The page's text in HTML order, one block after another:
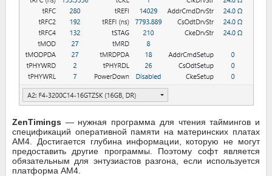
ZenTimings — нужная программа для чтения таймингов и
спецификаций оперативной памяти на материнских платах
AM4. Достигается глубина информации, которую не могут
предоставить другие программы. Поэтому софт является
обязательным для энтузиастов разгона, если используется
платформа AM4.